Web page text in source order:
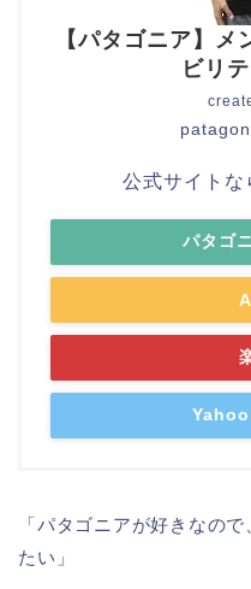
【パタゴニア】
ビリ
公式サイトな
パタゴ
Yahoo
「パタゴニアが好きなの
たい」